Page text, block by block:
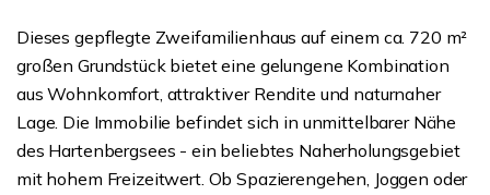
Dieses gepflegte Zweifamilienhaus auf einem ca. 720 m²
großen Grundstück bietet eine gelungene Kombination
aus Wohnkomfort, attraktiver Rendite und naturnaher
Lage. Die Immobilie befindet sich in unmittelbarer Nähe
des Hartenbergsees - ein beliebtes Naherholungsgebiet
mit hohem Freizeitwert. Ob Spazierengehen, Joggen oder